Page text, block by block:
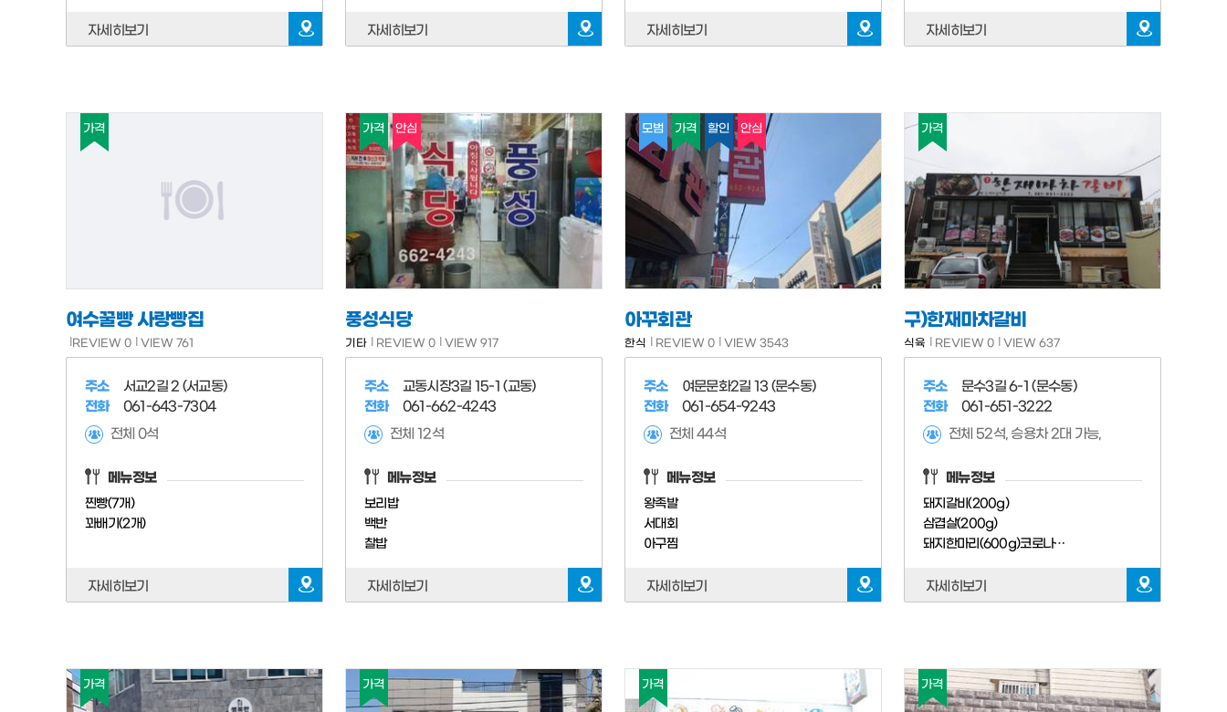
자세히보기 자세히보기 자세히보기 자세히보기
가격
여수꿀빵 사랑빵집
REVIEW 0 VIEW 761
주소
서교2길 2 (서교동)
전화
061-643-7304
전체 0석
메뉴정보
찐빵(7개)
꽈배기(2개)
자세히보기
가격 안심
풍성식당
기타 REVIEW 0 VIEW 917
주소
교동시장3길 15-1 (교동)
전화
061-662-4243
전체 12석
메뉴정보
보리밥
백반
찰밥
자세히보기
모범 가격 할인 안심
아꾸회관
한식 REVIEW 0 VIEW 3543
주소
여문문화2길 13 (문수동)
전화
061-654-9243
전체 44석
메뉴정보
왕족발
서대회
아구찜
자세히보기
가격
구)한재마차갈비
식육 REVIEW 0 VIEW 637
주소
문수3길 6-1 (문수동)
전화
061-651-3222
전체 52석, 승용차 2대 가능,
메뉴정보
돼지갈비(200g)
삼겹살(200g)
돼지한마리(600g)코로나때문에 당분간 판매 안함
자세히보기
가격 가격 가격 가격